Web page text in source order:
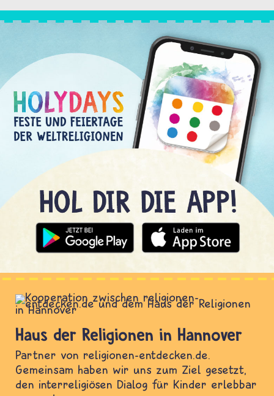
Haus der Religionen in Hannover
Partner von religionen-entdecken.de.
Gemeinsam haben wir uns zum Ziel gesetzt,
den interreligiösen Dialog für Kinder erlebbar